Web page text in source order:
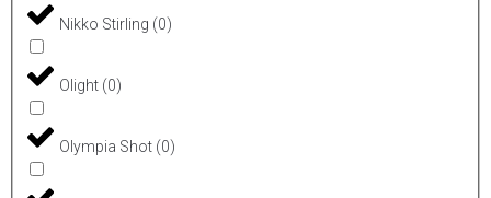
Nikko Stirling (0)
Olight (0)
Olympia Shot (0)